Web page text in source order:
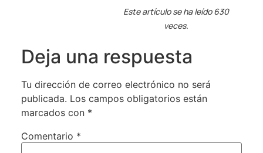
Este artículo se ha leído 630
veces.
Deja una respuesta
Tu dirección de correo electrónico no será
publicada. Los campos obligatorios están
marcados con *
Comentario *